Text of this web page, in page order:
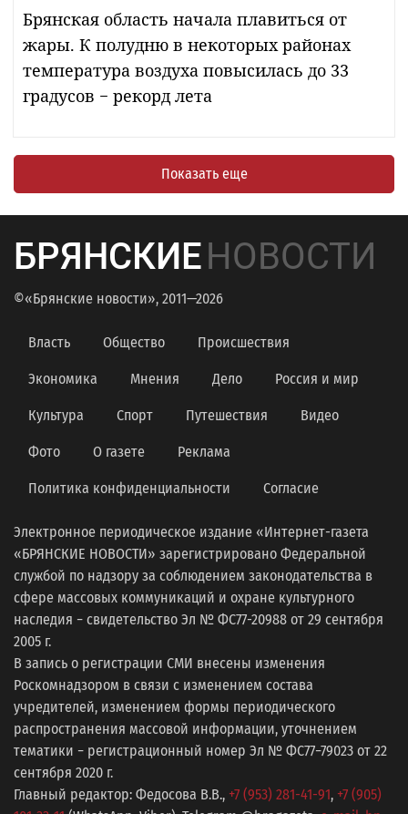
Брянская область начала плавиться от
жары. К полудню в некоторых районах
температура воздуха повысилась до 33
градусов − рекорд лета
Показать еще
БРЯНСКИЕНОВОСТИ
©«Брянские новости», 2011—2026
Власть Общество Происшествия
Экономика Мнения Дело Россия и мир
Культура Спорт Путешествия Видео
Фото О газете Реклама
Политика конфиденциальности Согласие
Электронное периодическое издание «Интернет-газета
«БРЯНСКИЕ НОВОСТИ» зарегистрировано Федеральной
службой по надзору за соблюдением законодательства в
сфере массовых коммуникаций и охране культурного
наследия − свидетельство Эл № ФС77-20988 от 29 сентября
2005 г.
В запись о регистрации СМИ внесены изменения
Роскомнадзором в связи с изменением состава
учредителей, изменением формы периодического
распространения массовой информации, уточнением
тематики − регистрационный номер Эл № ФС77−79023 от 22
сентября 2020 г.
Главный редактор: Федосова В.В., +7 (953) 281-41-91, +7 (905)